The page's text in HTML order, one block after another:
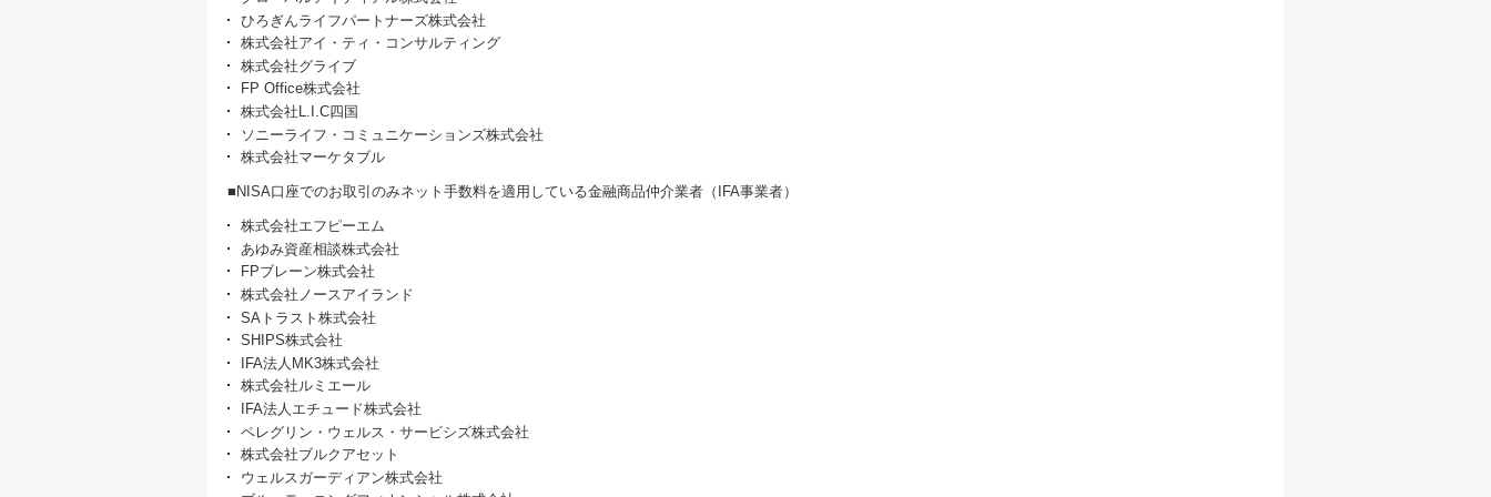
ひろぎんライフパートナーズ株式会社
株式会社アイ・ティ・コンサルティング
株式会社グライブ
FP Office株式会社
株式会社L.I.C四国
ソニーライフ・コミュニケーションズ株式会社
株式会社マーケタブル
■NISA口座でのお取引のみネット手数料を適用している金融商品仲介業者（IFA事業者）
株式会社エフピーエム
あゆみ資産相談株式会社
FPブレーン株式会社
株式会社ノースアイランド
SAトラスト株式会社
SHIPS株式会社
IFA法人MK3株式会社
株式会社ルミエール
IFA法人エチュード株式会社
ペレグリン・ウェルス・サービシズ株式会社
株式会社ブルクアセット
ウェルスガーディアン株式会社